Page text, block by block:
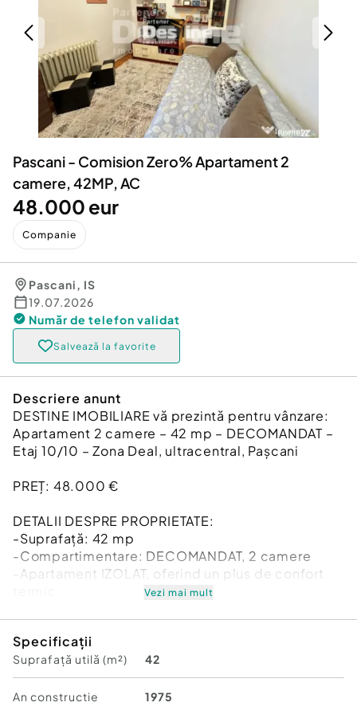
Servicii
Animale de companie
Afaceri și echipamente profesionale
Inchiriere Bunuri si Vehicule
Utilaje agricole si industriale
Piese auto si accesorii
Dacia Duster
Pascani - Comision Zero% Apartament 2
camere, 42MP, AC
48.000 eur
Companie
Pascani, IS
19.07.2026
Număr de telefon validat
Salvează la favorite
Descriere anunt
DESTINE IMOBILIARE vă prezintă pentru vânzare:
Apartament 2 camere – 42 mp – DECOMANDAT –
Etaj 10/10 – Zona Deal, ultracentral, Pașcani
PREȚ: 48.000 €
DETALII DESPRE PROPRIETATE:
-Suprafață: 42 mp
-Compartimentare: DECOMANDAT, 2 camere
-Apartament IZOLAT, oferind un plus de confort
sporit în sezonul cald
-Apartamentul se predă MOBILAT și UTILAT parțial
(fără frigider și TV)
Vezi mai mult
Specificații
Suprafață utilă (m²) 42
An constructie 1975